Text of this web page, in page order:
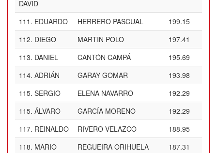
DAVID
111. EDUARDO HERRERO PASCUAL
199.15
112. DIEGO MARTIN POLO
197.41
113. DANIEL CANTÓN CAMPÁ
195.69
114. ADRIÁN GARAY GOMAR
193.98
115. SERGIO ELENA NAVARRO
192.29
115. ÁLVARO GARCÍA MORENO
192.29
117. REINALDO RIVERO VELAZCO
188.95
118. MARIO REGUEIRA ORIHUELA 187.31